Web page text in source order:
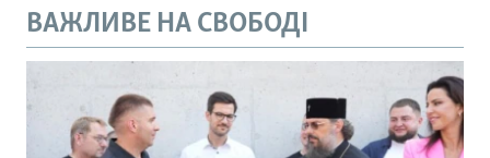
ВАЖЛИВЕ НА СВОБОДІ